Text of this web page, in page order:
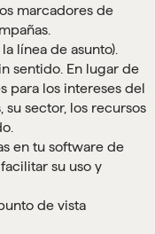
marcadores de
línea de asunto).
sentido. En lugar de
para los intereses del
su sector, los recursos
en tu software de
su uso y
de vista